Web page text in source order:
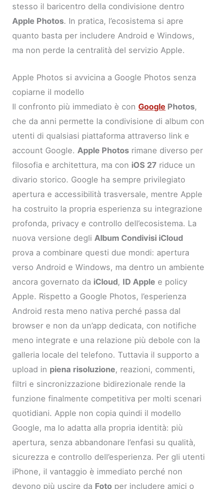
stesso il baricentro della condivisione dentro
Apple Photos. In pratica, l’ecosistema si apre
quanto basta per includere Android e Windows,
ma non perde la centralità del servizio Apple.
Apple Photos si avvicina a Google Photos senza
copiarne il modello
Il confronto più immediato è conGoogle Photos,
che da anni permette la condivisione di album con
utenti di qualsiasi piattaforma attraverso link e
account Google.Apple Photos rimane diverso per
filosofia e architettura, ma con iOS 27 riduce un
divario storico. Google ha sempre privilegiato
apertura e accessibilità trasversale, mentre Apple
ha costruito la propria esperienza su integrazione
profonda, privacy e controllo dell’ecosistema. La
nuova versione degliAlbum Condivisi iCloud
prova a combinare questi due mondi: apertura
verso Android e Windows, ma dentro un ambiente
ancora governato da iCloud, ID Apple e policy
Apple. Rispetto a Google Photos, l’esperienza
Android resta meno nativa perché passa dal
browser e non da un’app dedicata, con notifiche
meno integrate e una relazione più debole con la
galleria locale del telefono. Tuttavia il supporto a
upload in piena risoluzione, reazioni, commenti,
filtri e sincronizzazione bidirezionale rende la
funzione finalmente competitiva per molti scenari
quotidiani. Apple non copia quindi il modello
Google, ma lo adatta alla propria identità: più
apertura, senza abbandonare l’enfasi su qualità,
sicurezza e controllo dell’esperienza. Per gli utenti
iPhone, il vantaggio è immediato perché non
devono più uscire da Foto per includere amici o